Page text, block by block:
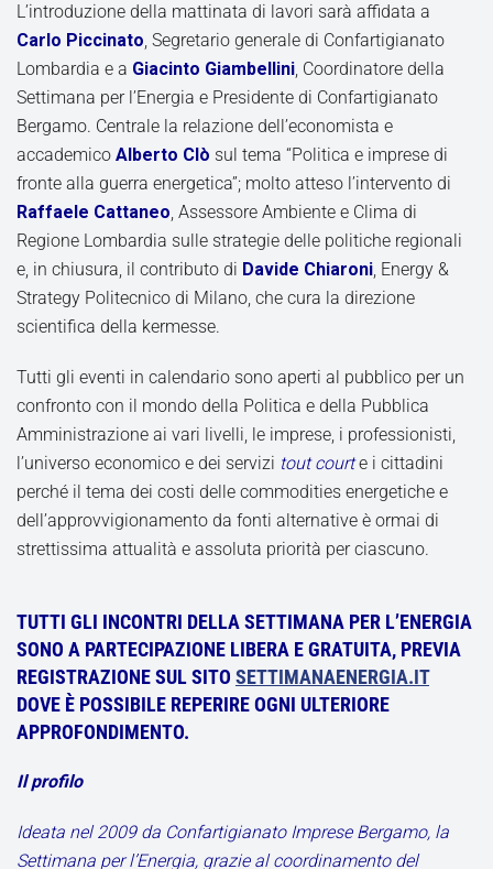
L’introduzione della mattinata di lavori sarà affidata a
Carlo Piccinato, Segretario generale di Confartigianato
Lombardia e a Giacinto Giambellini, Coordinatore della
Settimana per l’Energia e Presidente di Confartigianato
Bergamo. Centrale la relazione dell’economista e
accademico Alberto Clò sul tema “Politica e imprese di
fronte alla guerra energetica”; molto atteso l’intervento di
Raffaele Cattaneo, Assessore Ambiente e Clima di
Regione Lombardia sulle strategie delle politiche regionali
e, in chiusura, il contributo di Davide Chiaroni, Energy &
Strategy Politecnico di Milano, che cura la direzione
scientifica della kermesse.
Tutti gli eventi in calendario sono aperti al pubblico per un
confronto con il mondo della Politica e della Pubblica
Amministrazione ai vari livelli, le imprese, i professionisti,
l’universo economico e dei servizi tout courte i cittadini
perché il tema dei costi delle commodities energetiche e
dell’approvvigionamento da fonti alternative è ormai di
strettissima attualità e assoluta priorità per ciascuno.
TUTTI GLI INCONTRI DELLA SETTIMANA PER L’ENERGIA
SONO A PARTECIPAZIONE LIBERA E GRATUITA, PREVIA
REGISTRAZIONE SUL SITO SETTIMANAENERGIA.IT
DOVE È POSSIBILE REPERIRE OGNI ULTERIORE
APPROFONDIMENTO.
Il profilo
Ideata nel 2009 da Confartigianato Imprese Bergamo, la
Settimana per l’Energia, grazie al coordinamento del